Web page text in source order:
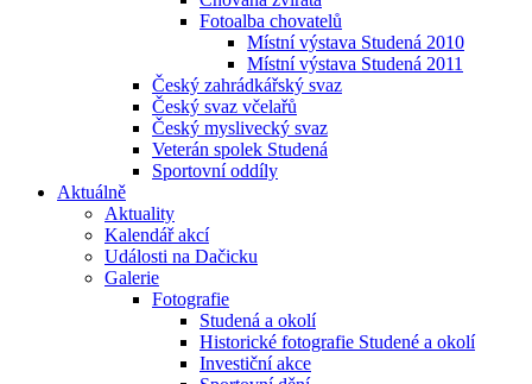
Fotoalba chovatelů
Místní výstava Studená 2010
Místní výstava Studená 2011
Český zahrádkářský svaz
Český svaz včelařů
Český myslivecký svaz
Veterán spolek Studená
Sportovní oddíly
Aktuálně
Aktuality
Kalendář akcí
Události na Dačicku
Galerie
Fotografie
Studená a okolí
Historické fotografie Studené a okolí
Investiční akce